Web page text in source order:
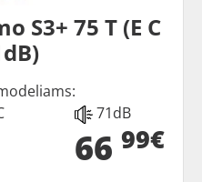
S3+ 75 T (E C
71dB
66 99€